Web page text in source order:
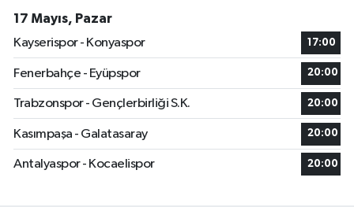
17 Mayıs, Pazar
Kayserispor - Konyaspor
17:00
Fenerbahçe - Eyüpspor 20:00
Trabzonspor - Gençlerbirliği S.K. 20:00
Kasımpaşa - Galatasaray 20:00
Antalyaspor - Kocaelispor 20:00